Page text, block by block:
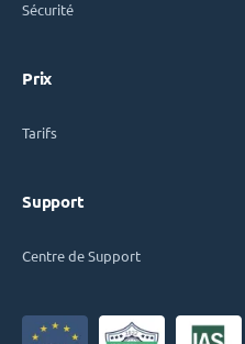
Sécurité
Prix
Tarifs
Support
Centre de Support